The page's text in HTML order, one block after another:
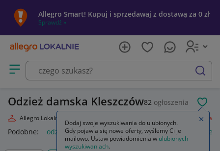
Allegro Smart! Kupuj i sprzedawaj z dostawą za 0 zł
Sprawdź »
Otwórz menu z kategoriami
szukaj
Odzież damska Kleszczów82 ogłoszenia
Allegro Lokalnie Odzież damska
Podobne: odzież damska odzież medyczna damska
Dodaj swoje wyszukiwania do ulubionych.
Gdy pojawią się nowe oferty, wyślemy Ci je
mailowo. Ustaw powiadomienia w ulubionych
wyszukiwaniach.